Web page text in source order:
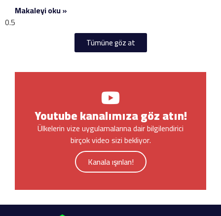
Makaleyi oku »
Tümüne göz at
Youtube kanalımıza göz atın!
Ülkelerin vize uygulamalarına dair bilgilendirici
birçok video sizi bekliyor.
Kanala ışınlan!